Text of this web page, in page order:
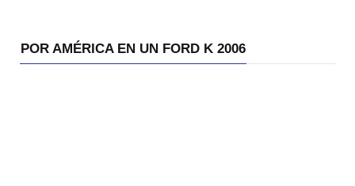
POR AMÉRICA EN UN FORD K 2006